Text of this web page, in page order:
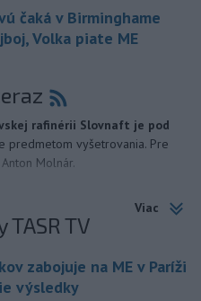
čaká v Birminghame
Volka piate ME
rafinérii Slovnaft je pod
predmetom vyšetrovania. Pre
Molnár.
Viac
TV
zabojuje na ME v Paríži
výsledky